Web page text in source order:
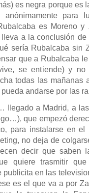
es negra porque es
para
es Moreno y
lleva a la conclusión
sería Rubalcaba sin
que a Rubalcaba
se entiende) y no
todas las mañanas
pueda andarse por las
llegado a Madrid, a
que empezó
para instalarse en el
no deja de
decir que saben
quiere trasmitir
publicita en las
es el que va a por